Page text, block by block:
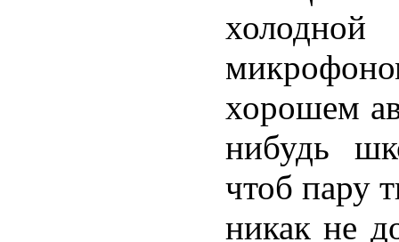
хорошем
нибудь
чтоб пару
никак не